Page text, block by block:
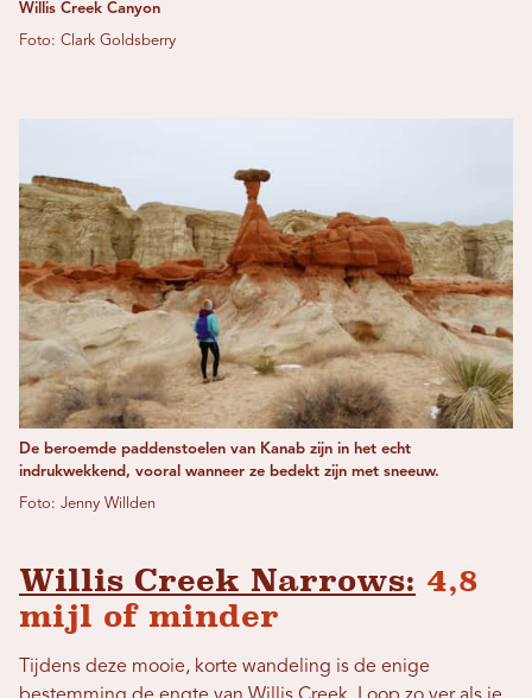
Willis Creek Canyon
Foto: Clark Goldsberry
De beroemde paddenstoelen van Kanab zijn in het echt
indrukwekkend, vooral wanneer ze bedekt zijn met sneeuw.
Foto: Jenny Willden
Willis Creek Narrows: 4,8
mijl of minder
Tijdens deze mooie, korte wandeling is de enige